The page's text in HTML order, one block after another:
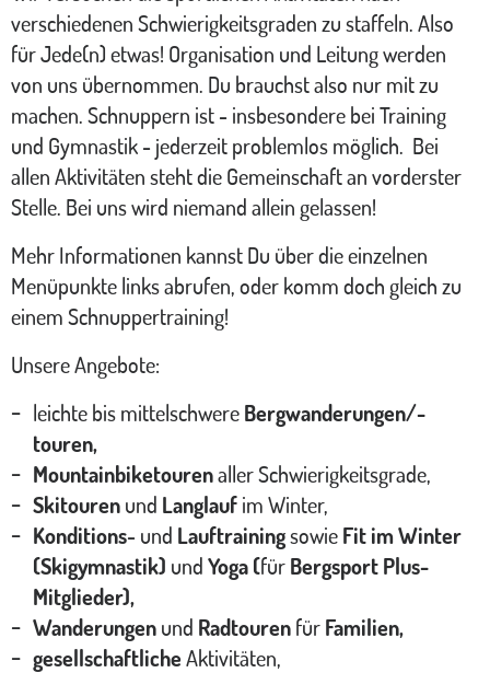
verschiedenen Schwierigkeitsgraden zu staffeln. Also
für Jede(n) etwas! Organisation und Leitung werden
von uns übernommen. Du brauchst also nur mit zu
machen. Schnuppern ist - insbesondere bei Training
und Gymnastik - jederzeit problemlos möglich. Bei
allen Aktivitäten steht die Gemeinschaft an vorderster
Stelle. Bei uns wird niemand allein gelassen!
Mehr Informationen kannst Du über die einzelnen
Menüpunkte links abrufen, oder komm doch gleich zu
einem Schnuppertraining!
Unsere Angebote:
leichte bis mittelschwereBergwanderungen/-
touren,
Mountainbiketourenaller Schwierigkeitsgrade,
Skitourenund Langlaufim Winter,
Konditions- und LauftrainingsowieFit im Winter
(Skigymnastik) undYoga (fürBergsport Plus-
Mitglieder),
Wanderungenund RadtourenfürFamilien,
gesellschaftlicheAktivitäten,